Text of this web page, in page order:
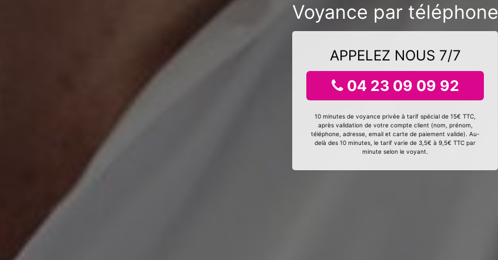
Voyance par téléphone
APPELEZ NOUS 7/7
04 23 09 09 92
10 minutes de voyance privée à tarif spécial de 15€ TTC,
après validation de votre compte client (nom, prénom,
téléphone, adresse, email et carte de paiement valide). Au-
delà des 10 minutes, le tarif varie de 3,5€ à 9,5€ TTC par
minute selon le voyant.